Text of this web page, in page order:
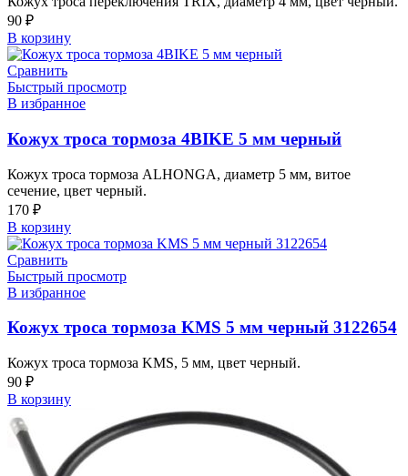
90 ₽
В корзину
Сравнить
Быстрый просмотр
В избранное
Кожух троса тормоза 4BIKE 5 мм черный
Кожух троса тормоза ALHONGA, диаметр 5 мм, витое
сечение, цвет черный.
170 ₽
В корзину
Сравнить
Быстрый просмотр
В избранное
Кожух троса тормоза KMS 5 мм черный 3122654
Кожух троса тормоза KMS, 5 мм, цвет черный.
90 ₽
В корзину